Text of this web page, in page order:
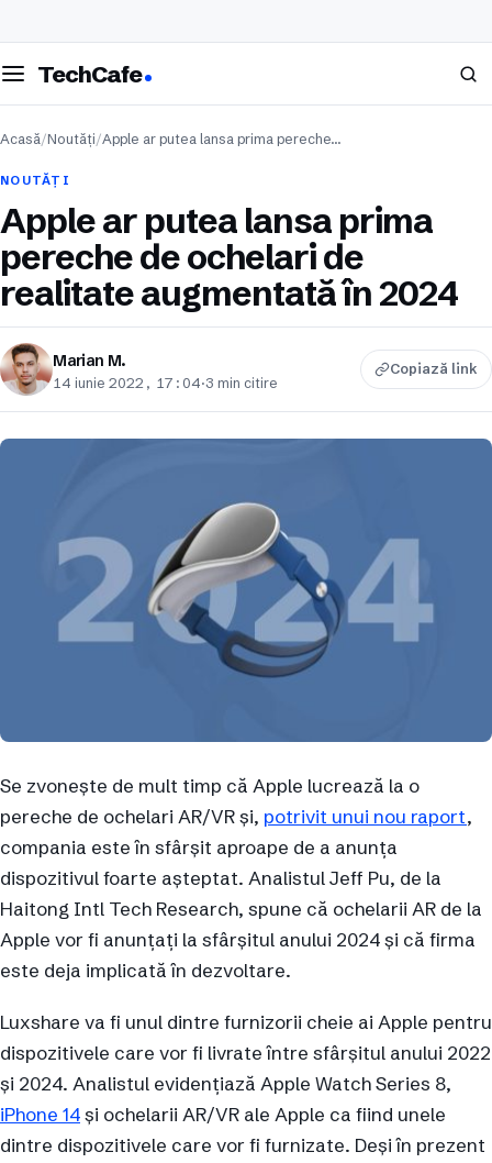
meniul
TechCafe Caută
Acasă/Noutăți/Apple ar putea lansa prima pereche…
NOUTĂȚI
Apple ar putea lansa prima
pereche de ochelari de
realitate augmentată în 2024
Marian M.
14 iunie 2022, 17:04·3 min citire
Copiază link
Se zvonește de mult timp că Apple lucrează la o
pereche de ochelari AR/VR și, potrivit unui nou raport,
compania este în sfârșit aproape de a anunța
dispozitivul foarte așteptat. Analistul Jeff Pu, de la
Haitong Intl Tech Research, spune că ochelarii AR de la
Apple vor fi anunțați la sfârșitul anului 2024 și că firma
este deja implicată în dezvoltare.
Luxshare va fi unul dintre furnizorii cheie ai Apple pentru
dispozitivele care vor fi livrate între sfârșitul anului 2022
și 2024. Analistul evidențiază Apple Watch Series 8,
iPhone 14și ochelarii AR/VR ale Apple ca fiind unele
dintre dispozitivele care vor fi furnizate. Deși în prezent